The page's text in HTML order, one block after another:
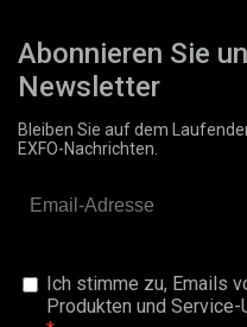
Abonnieren Sie
Newsletter
Bleiben Sie auf dem
EXFO-Nachrichten.
Ich stimme zu, Emails
Produkten und